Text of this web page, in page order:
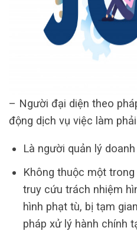
– Người đại diện theo
động dịch vụ việc làm
Là người quản lý
Không thuộc một
truy cứu trách nhiệm
hình phạt tù, bị tạm
pháp xử lý hành chính